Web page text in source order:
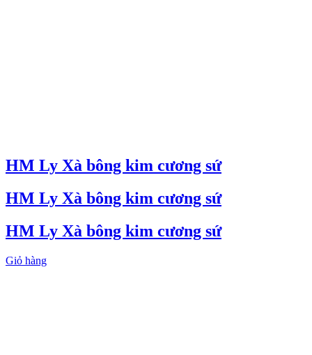
HM Ly Xà bông kim cương sứ
HM Ly Xà bông kim cương sứ
HM Ly Xà bông kim cương sứ
Giỏ hàng